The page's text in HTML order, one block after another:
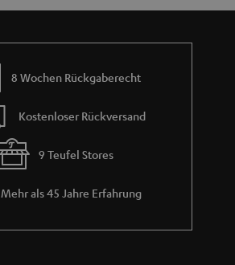
8 Wochen Rückgaberecht
Kostenloser Rückversand
9 Teufel Stores
Mehr als 45 Jahre Erfahrung